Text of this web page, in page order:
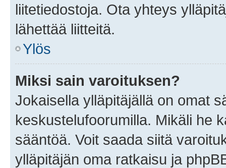
liitetiedostoja. Ota yhteys
lähettää liitteitä.
Ylös
Miksi sain varoituksen?
Jokaisella ylläpitäjällä on omat
keskustelufoorumilla. Mikäli he
sääntöä. Voit saada siitä
ylläpitäjän oma ratkaisu ja